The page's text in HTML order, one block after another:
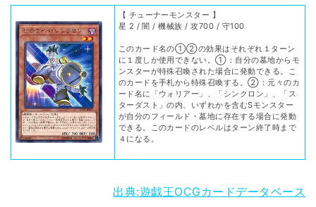
【 チューナーモンスター 】
星 2 / 闇 / 機械族 / 攻700 / 守100
このカード名の①②の効果はそれぞれ１ターン
に１度しか使用できない。①：自分の墓地からモ
ンスターが特殊召喚された場合に発動できる。こ
のカードを手札から特殊召喚する。②：元々のカ
ード名に「ウォリアー」、「シンクロン」、「ス
ターダスト」の内、いずれかを含むSモンスター
が自分のフィールド・墓地に存在する場合に発動
できる。このカードのレベルはターン終了時まで
４になる。
出典:遊戯王OCGカードデータベース